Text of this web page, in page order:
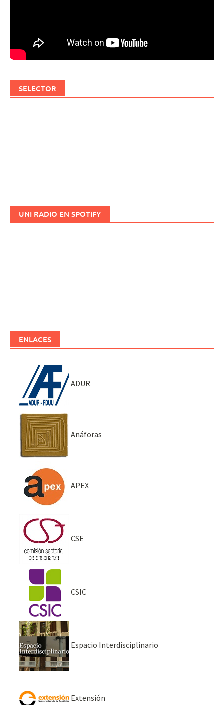
SELECTOR
UNI RADIO EN SPOTIFY
ENLACES
ADUR
Anáforas
APEX
CSE
CSIC
Espacio Interdisciplinario
Extensión